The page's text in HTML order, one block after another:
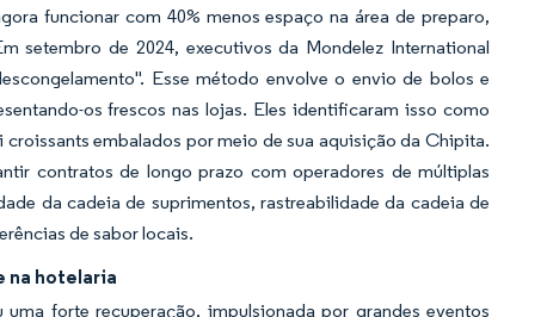
funcionar com 40% menos espaço na área de preparo,
setembro de 2024, executivos da Mondelez International
Esse método envolve o envio de bolos e
os frescos nas lojas. Eles identificaram isso como
embalados por meio de sua aquisição da Chipita.
contratos de longo prazo com operadores de múltiplas
da cadeia de suprimentos, rastreabilidade da cadeia de
de sabor locais.
na hotelaria
forte recuperação, impulsionada por grandes eventos